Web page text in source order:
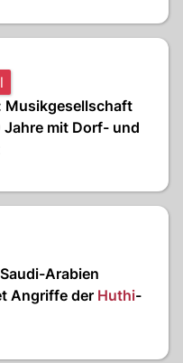
Musikgesellschaft
mit Dorf- und
Arabien
Angriffe der Huthi-